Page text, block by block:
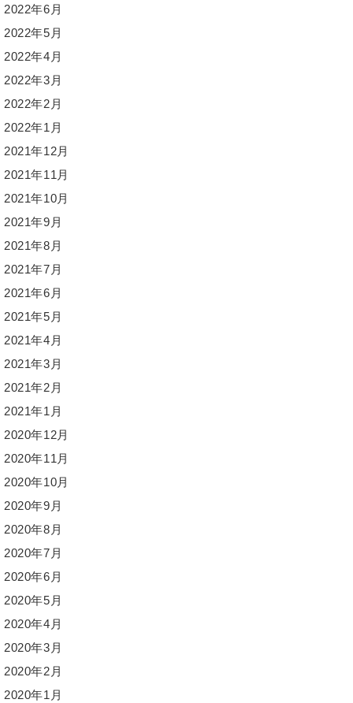
2022年6月
2022年5月
2022年4月
2022年3月
2022年2月
2022年1月
2021年12月
2021年11月
2021年10月
2021年9月
2021年8月
2021年7月
2021年6月
2021年5月
2021年4月
2021年3月
2021年2月
2021年1月
2020年12月
2020年11月
2020年10月
2020年9月
2020年8月
2020年7月
2020年6月
2020年5月
2020年4月
2020年3月
2020年2月
2020年1月